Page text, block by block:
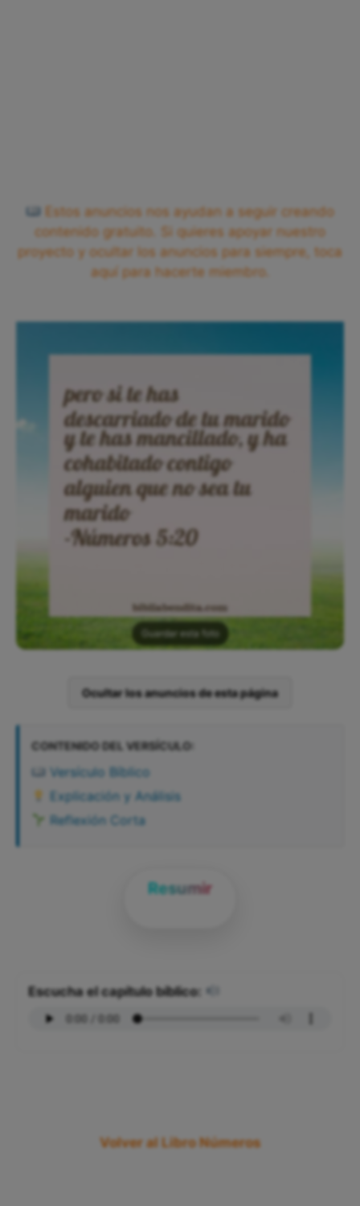
Estos anuncios nos ayudan a seguir creando
contenido gratuito. Si quieres apoyar nuestro
proyecto y ocultar los anuncios para siempre, toca
aquí para hacerte miembro.
Guardar esta foto
Ocultar los anuncios de esta página
CONTENIDO DEL VERSÍCULO:
Versículo Bíblico
Explicación y Análisis
Reflexión Corta
Resumir
Escucha el capítulo bíblico:
Volver al Libro Números